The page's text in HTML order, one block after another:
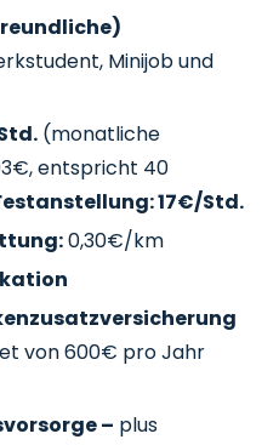
Minijob und
(monatliche
entspricht 40
17€/Std.
0,30€/km
von 600€ pro Jahr
– plus